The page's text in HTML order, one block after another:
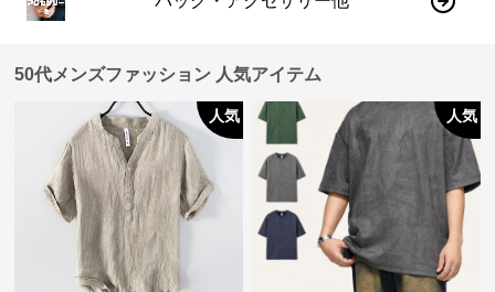
50代メンズファッション 人気アイテム
人気 人気